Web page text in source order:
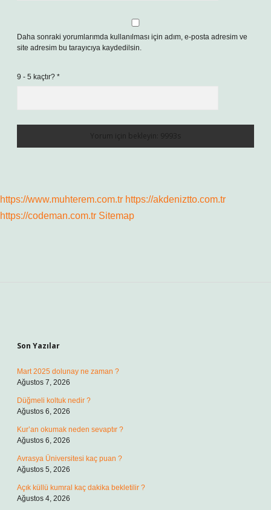
Daha sonraki yorumlarımda kullanılması için adım, e-posta adresim ve
site adresim bu tarayıcıya kaydedilsin.
9 - 5 kaçtır? *
https://www.muhterem.com.tr https://akdeniztto.com.tr
https://codeman.com.tr Sitemap
Son Yazılar
Mart 2025 dolunay ne zaman ?
Ağustos 7, 2026
Düğmeli koltuk nedir ?
Ağustos 6, 2026
Kur’an okumak neden sevaptır ?
Ağustos 6, 2026
Avrasya Üniversitesi kaç puan ?
Ağustos 5, 2026
Açık küllü kumral kaç dakika bekletilir ?
Ağustos 4, 2026